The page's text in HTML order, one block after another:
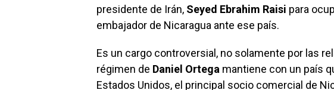
presidente de Irán, Seyed Ebrahim Raisi para
embajador de Nicaragua ante ese país.
Es un cargo controversial, no solamente por las
régimen de Daniel Ortega mantiene con un país
Estados Unidos, el principal socio comercial de